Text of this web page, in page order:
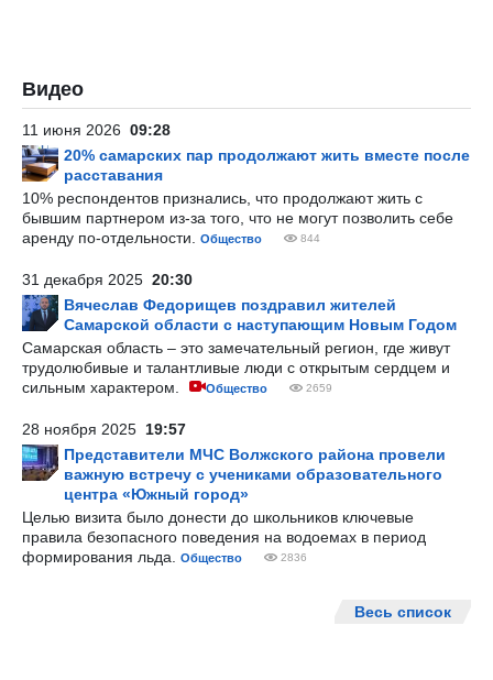
Видео
11 июня 2026 09:28
20% самарских пар продолжают жить вместе после
расставания
10% респондентов признались, что продолжают жить с
бывшим партнером из-за того, что не могут позволить себе
аренду по-отдельности.
Общество 844
31 декабря 2025 20:30
Вячеслав Федорищев поздравил жителей
Самарской области с наступающим Новым Годом
Самарская область – это замечательный регион, где живут
трудолюбивые и талантливые люди с открытым сердцем и
сильным характером.
Общество 2659
28 ноября 2025 19:57
Представители МЧС Волжского района провели
важную встречу с учениками образовательного
центра «Южный город»
Целью визита было донести до школьников ключевые
правила безопасного поведения на водоемах в период
формирования льда.
Общество 2836
Весь список